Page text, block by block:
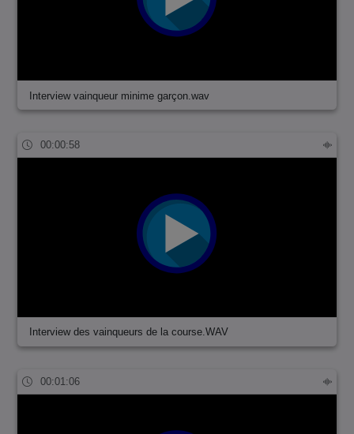
Interview vainqueur minime garçon.wav
00:00:58
Interview des vainqueurs de la course.WAV
00:01:06